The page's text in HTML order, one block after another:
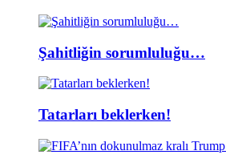
Şahitliğin sorumluluğu…
Tatarları beklerken!